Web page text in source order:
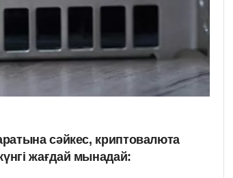
сәйкес, криптовалюта
жағдай мынадай: